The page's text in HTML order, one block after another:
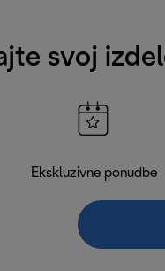
svoj
Ekskluzivne ponudbe